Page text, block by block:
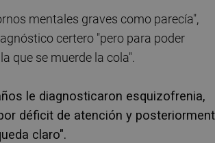
mentales graves como parecía",
certero "pero para poder
que se muerde la cola".
le diagnosticaron esquizofrenia,
déficit de atención y
claro".